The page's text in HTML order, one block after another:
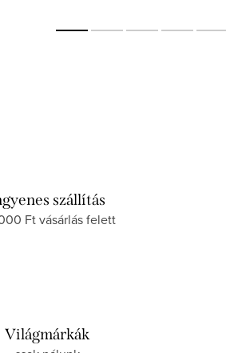
szállítás
Ft vásárlás felett
Világmárkák